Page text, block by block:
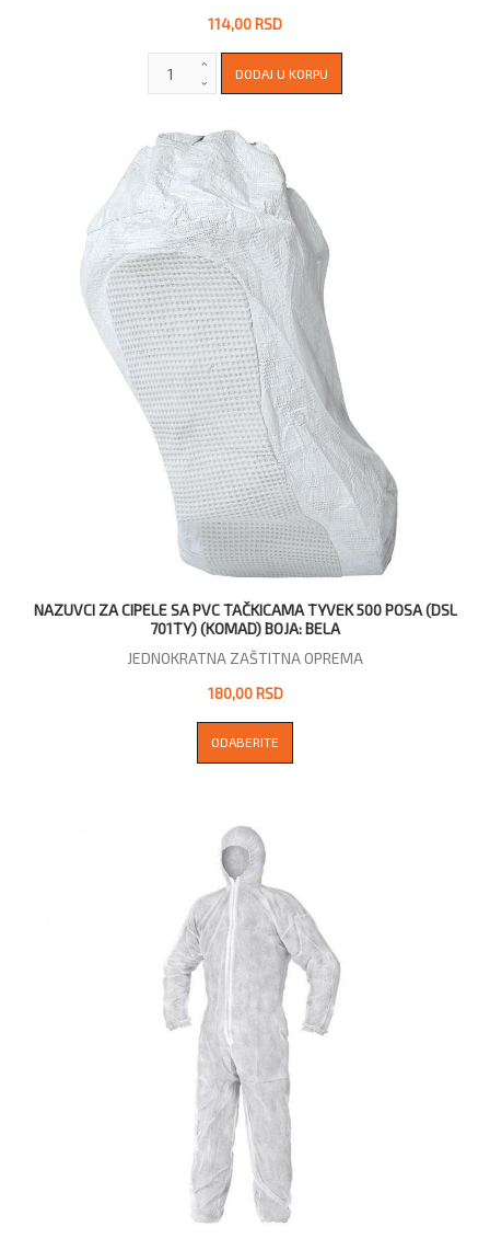
114,00 RSD
NAZUVCI ZA CIPELE SA PVC TAČKICAMA TYVEK 500 POSA (DSL
701TY) (KOMAD) BOJA: BELA
JEDNOKRATNA ZAŠTITNA OPREMA
180,00 RSD
ODABERITE